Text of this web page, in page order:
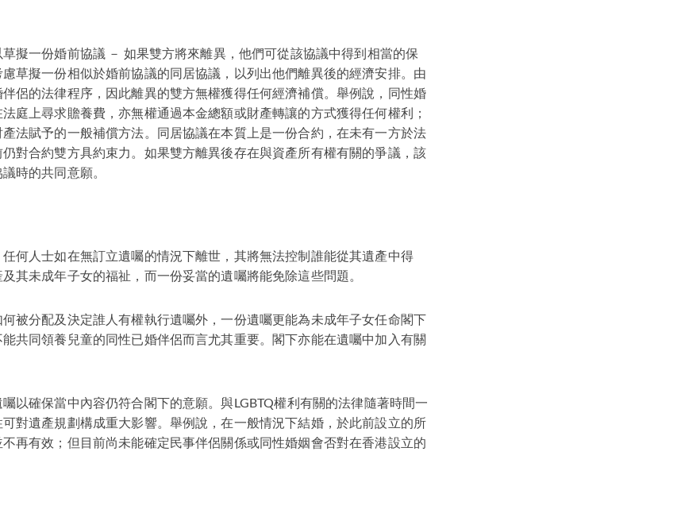
擬一份婚前協議 － 如果雙方將來離異，他們可從該協議中得到相當的保
草擬一份相似於婚前協議的同居協議，以列出他們離異後的經濟安排。由
侶的法律程序，因此離異的雙方無權獲得任何經濟補償。舉例說，同性婚
庭上尋求贍養費，亦無權通過本金總額或財產轉讓的方式獲得任何權利；
法賦予的一般補償方法。同居協議在本質上是一份合約，在未有一方於法
對合約雙方具約束力。如果雙方離異後存在與資產所有權有關的爭議，該
時的共同意願。
何人士如在無訂立遺囑的情況下離世，其將無法控制誰能從其遺產中得
其未成年子女的福祉，而一份妥當的遺囑將能免除這些問題。
被分配及決定誰人有權執行遺囑外，一份遺囑更能為未成年子女任命閣下
共同領養兒童的同性已婚伴侶而言尤其重要。閣下亦能在遺囑中加入有關
以確保當中內容仍符合閣下的意願。與LGBTQ權利有關的法律隨著時間一
對遺產規劃構成重大影響。舉例說，在一般情況下結婚，於此前設立的所
再有效；但目前尚未能確定民事伴侶關係或同性婚姻會否對在香港設立的